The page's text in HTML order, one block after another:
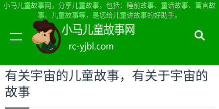
小马儿童故事网，分享儿童故事，包括：睡前故事、童话故事、寓言故
事、儿童故事等，是您给儿童讲故事的好助手。
当前位置：小马儿童故事网首页>儿童故事
有关宇宙的儿童故事，有关于宇宙的
故事